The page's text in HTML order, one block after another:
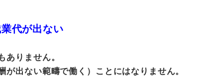
代が出ない
ありません。
が出ない範疇で働く）ことにはなりません。